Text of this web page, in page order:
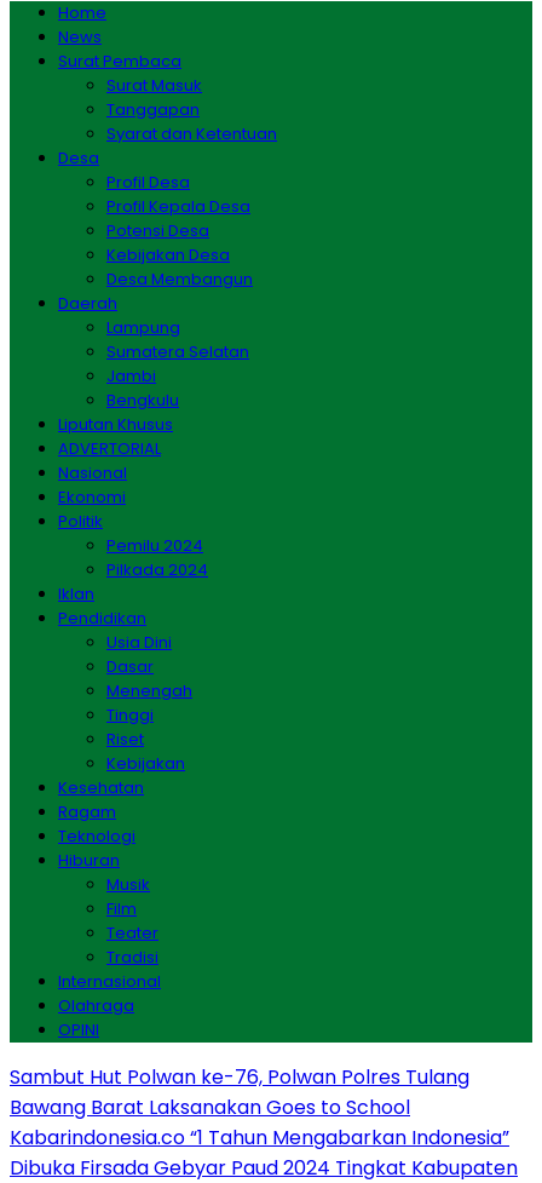
Home
News
Surat Pembaca
Surat Masuk
Tanggapan
Syarat dan Ketentuan
Desa
Profil Desa
Profil Kepala Desa
Potensi Desa
Kebijakan Desa
Desa Membangun
Daerah
Lampung
Sumatera Selatan
Jambi
Bengkulu
Liputan Khusus
ADVERTORIAL
Nasional
Ekonomi
Politik
Pemilu 2024
Pilkada 2024
Iklan
Pendidikan
Usia Dini
Dasar
Menengah
Tinggi
Riset
Kebijakan
Kesehatan
Ragam
Teknologi
Hiburan
Musik
Film
Teater
Tradisi
Internasional
Olahraga
OPINI
Sambut Hut Polwan ke-76, Polwan Polres Tulang
Bawang Barat Laksanakan Goes to School
Kabarindonesia.co “1 Tahun Mengabarkan Indonesia”
Dibuka Firsada Gebyar Paud 2024 Tingkat Kabupaten